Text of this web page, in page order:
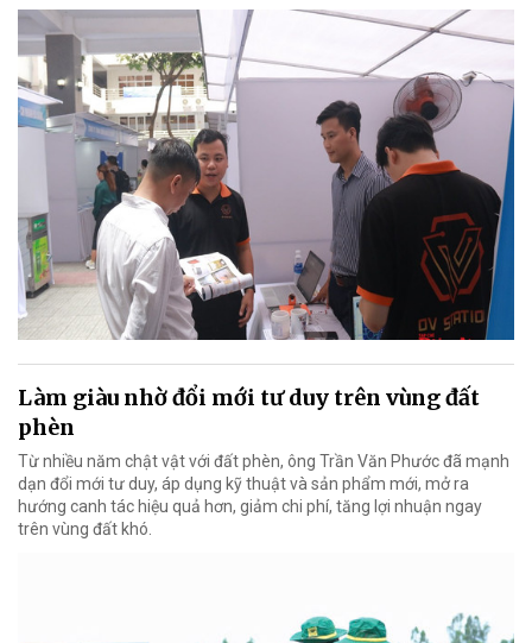
Làm giàu nhờ đổi mới tư duy trên vùng đất
phèn
Từ nhiều năm chật vật với đất phèn, ông Trần Văn Phước đã mạnh
dạn đổi mới tư duy, áp dụng kỹ thuật và sản phẩm mới, mở ra
hướng canh tác hiệu quả hơn, giảm chi phí, tăng lợi nhuận ngay
trên vùng đất khó.